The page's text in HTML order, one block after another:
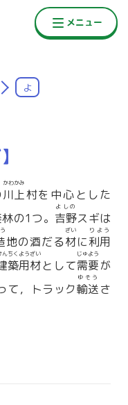
よ
川上
かわかみ
村を中心とした
の1つ。 吉野
よしの
スギは
地の酒だる材
ざい
に利用
りよう
築用材
んちくようざい
として需要
じゅよう
が
て，トラック輸送
ゆそう
さ